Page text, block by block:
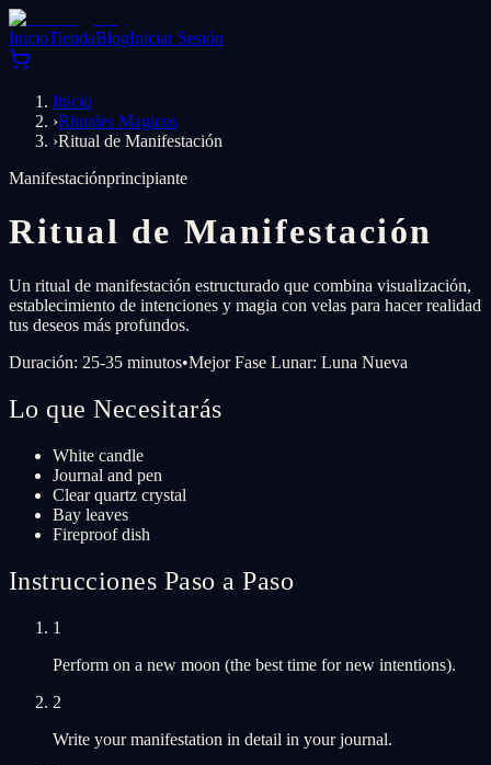
InicioTiendaBlogIniciar Sesión
Inicio
›Rituales Magicos
›Ritual de Manifestación
Manifestaciónprincipiante
Ritual de Manifestación
Un ritual de manifestación estructurado que combina visualización,
establecimiento de intenciones y magia con velas para hacer realidad
tus deseos más profundos.
Duración: 25-35 minutos•Mejor Fase Lunar: Luna Nueva
Lo que Necesitarás
White candle
Journal and pen
Clear quartz crystal
Bay leaves
Fireproof dish
Instrucciones Paso a Paso
1
Perform on a new moon (the best time for new intentions).
2
Write your manifestation in detail in your journal.